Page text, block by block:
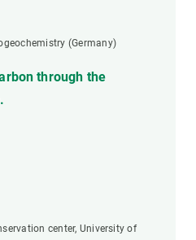
(Germany)
through the
center, University of